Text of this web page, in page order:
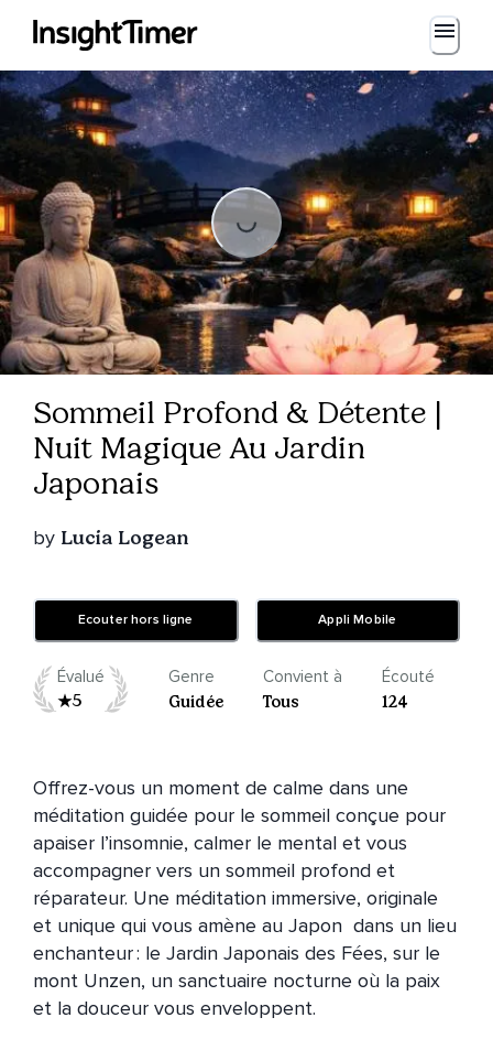
Loading...
Sommeil Profond & Détente |
Nuit Magique Au Jardin
Japonais
by Lucia Logean
Ecouter hors ligne Appli Mobile
Évalué
5
Genre
Guidée
Convient à
Tous
Écouté
124
Offrez-vous un moment de calme dans une
méditation guidée pour le sommeil conçue pour
apaiser l’insomnie, calmer le mental et vous
accompagner vers un sommeil profond et
réparateur. Une méditation immersive, originale
et unique qui vous amène au Japon  dans un lieu
enchanteur : le Jardin Japonais des Fées, sur le
mont Unzen, un sanctuaire nocturne où la paix
et la douceur vous enveloppent.